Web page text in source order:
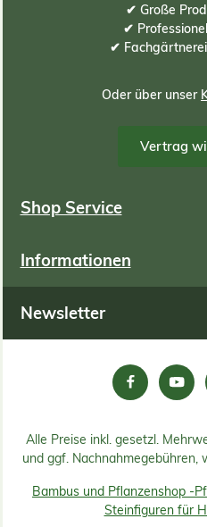
✔ Große
✔
✔
Oder über unser
Vertrag
Shop Service
Informationen
Newsletter
Alle Preise inkl. gesetzl.
und ggf. Nachnahmegebühren,
Bambus und Pflanzenshop -
Steinfiguren für